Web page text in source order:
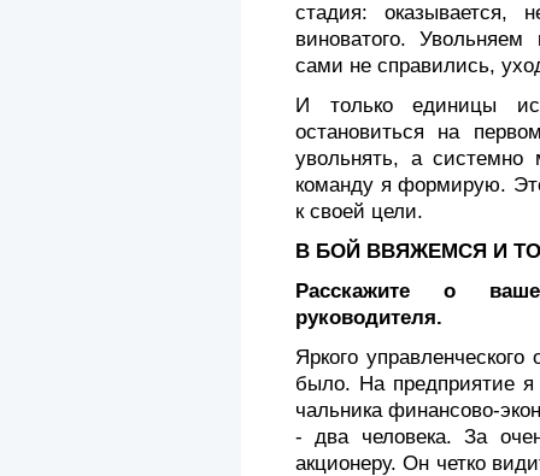
стадия: оказывается,
виноватого.
сами не спра­вились,
И только единицы
остановиться на
увольнять, а системно
команду я формирую.
к своей цели.
В БОЙ ВВЯЖЕМСЯ И
Расскажите о
руководителя.
Яркого
было. На предприятие
чальника финансово-
- два человека. За
акционе­ру. Он четко